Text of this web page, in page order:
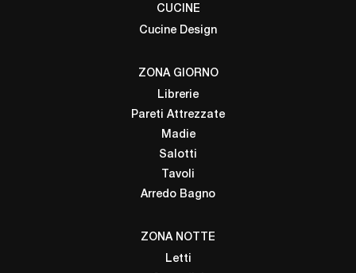
CUCINE
Cucine Design
ZONA GIORNO
Librerie
Pareti Attrezzate
Madie
Salotti
Tavoli
Arredo Bagno
ZONA NOTTE
Letti